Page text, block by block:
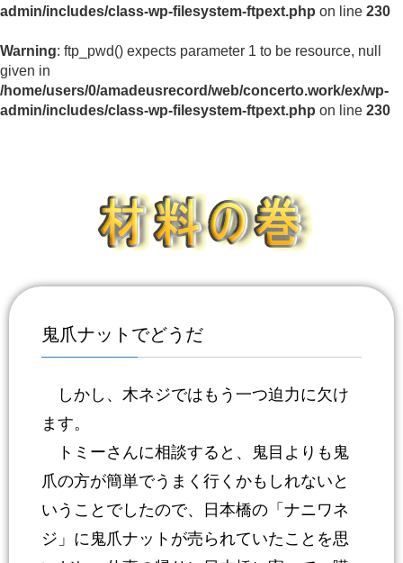
admin/includes/class-wp-filesystem-ftpext.php on line 230
Warning: ftp_pwd() expects parameter 1 to be resource, null
given in
/home/users/0/amadeusrecord/web/concerto.work/ex/wp-
admin/includes/class-wp-filesystem-ftpext.php on line 230
鬼爪ナットでどうだ
しかし、木ネジではもう一つ迫力に欠け
ます。
トミーさんに相談すると、鬼目よりも鬼
爪の方が簡単でうまく行くかもしれないと
いうことでしたので、日本橋の「ナニワネ
ジ」に鬼爪ナットが売られていたことを思